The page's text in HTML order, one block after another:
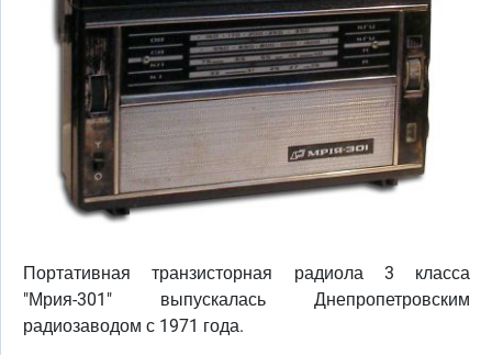
Портативная транзисторная радиола 3 класса
"Мрия-301" выпускалась Днепропетровским
радиозаводом с 1971 года.